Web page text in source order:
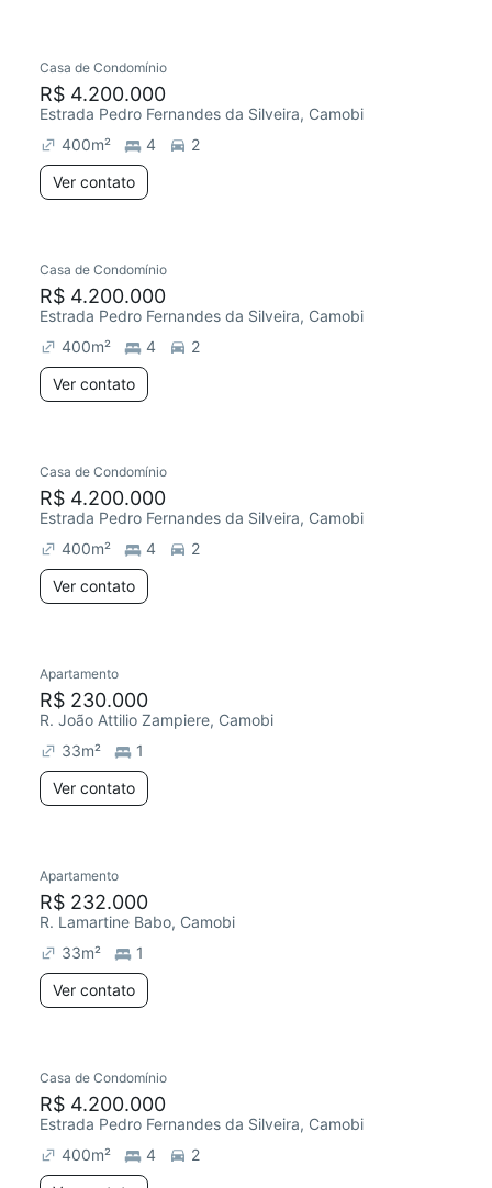
Chegou este mês
Casa de Condomínio
R$ 4.200.000
Estrada Pedro Fernandes da Silveira, Camobi
400m² 4
2
Ver contato
Chegou este mês
Casa de Condomínio
R$ 4.200.000
Estrada Pedro Fernandes da Silveira, Camobi
400m² 4
2
Ver contato
Casa de Condomínio
R$ 4.200.000
Estrada Pedro Fernandes da Silveira, Camobi
400m² 4
2
Ver contato
Apartamento
R$ 230.000
R. João Attilio Zampiere, Camobi
33m²
1
Ver contato
Apartamento
R$ 232.000
R. Lamartine Babo, Camobi
33m²
1
Ver contato
Casa de Condomínio
R$ 4.200.000
Estrada Pedro Fernandes da Silveira, Camobi
400m² 4
2